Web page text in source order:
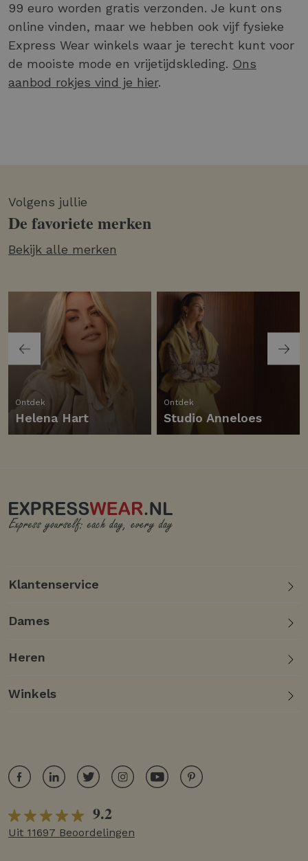
99 euro worden gratis verzonden. Je kunt ons
online vinden, maar we hebben ook vijf fysieke
Express Wear winkels waar je terecht kunt voor
de mooiste mode en vrijetijdskleding. Ons
aanbod rokjes vind je hier.
Volgens jullie
De favoriete merken
Bekijk alle merken
Ontdek
Helena Hart
Ontdek
Studio Anneloes
Klantenservice
Dames
Heren
Winkels
9.2
Uit 11697 Beoordelingen